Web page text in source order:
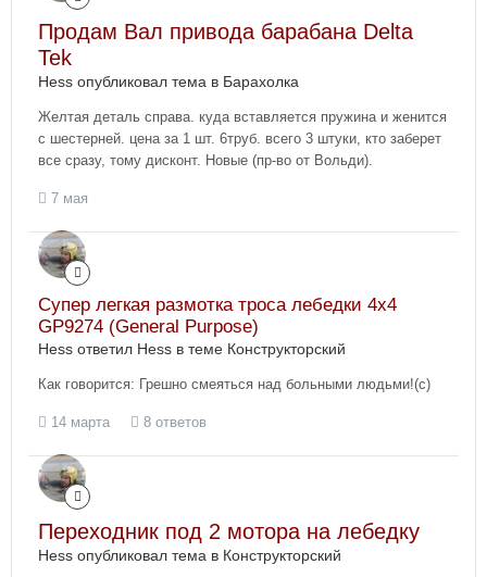
Продам Вал привода барабана Delta
Tek
Hess опубликовал тема в Барахолка
Желтая деталь справа. куда вставляется пружина и женится
с шестерней. цена за 1 шт. 6труб. всего 3 штуки, кто заберет
все сразу, тому дисконт. Новые (пр-во от Вольди).
7 мая
Супер легкая размотка троса лебедки 4x4
GP9274 (General Purpose)
Hess ответил Hess в теме Конструкторский
Как говорится: Грешно смеяться над больными людьми!(с)
14 марта 8 ответов
Переходник под 2 мотора на лебедку
Hess опубликовал тема в Конструкторский